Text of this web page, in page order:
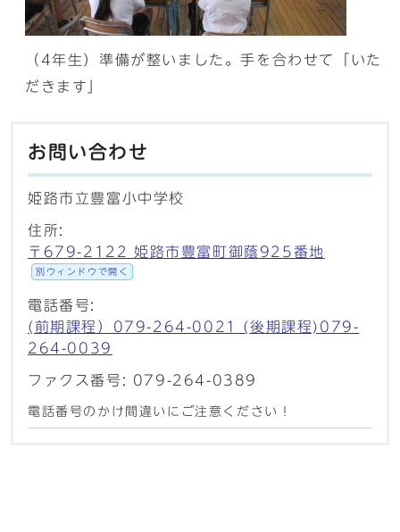
（4年生）準備が整いました。手を合わせて「いた
だきます」
お問い合わせ
姫路市立豊富小中学校
住所:
〒679-2122 姫路市豊富町御蔭925番地
別ウィンドウで開く
電話番号:
(前期課程）079-264-0021 (後期課程)079-
264-0039
ファクス番号: 079-264-0389
電話番号のかけ間違いにご注意ください！